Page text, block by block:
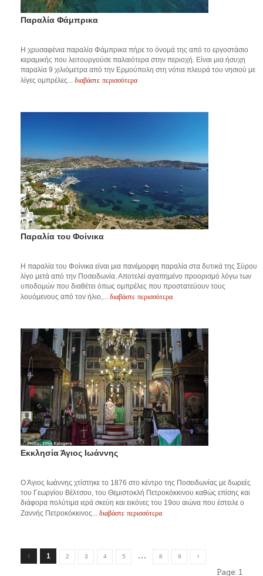
Παραλία Φάμπρικα
Η χρυσαφένια παραλία Φάμπρικα πήρε το όνομά της από το εργοστάσιο
κεραμικής που λειτουργούσε παλαιότερα στην περιοχή. Είναι μια ήσυχη
παραλία 9 χιλιόμετρα από την Ερμούπολη στη νότια πλευρά του νησιού με
λίγες ομπρέλες... διαβάστε περισσότερα
Παραλία του Φοίνικα
Η παραλία του Φοίνικα είναι μια πανέμορφη παραλία στα δυτικά της Σύρου
λίγο μετά από την Ποσειδωνία. Αποτελεί αγαπημένο προορισμό λόγω των
υποδομών που διαθέτει όπως ομπρέλες που προστατεύουν τους
λουόμενους από τον ήλιο,... διαβάστε περισσότερα
Εκκλησία Άγιος Ιωάννης
Ο Άγιος Ιωάννης χτίστηκε το 1876 στο κέντρο της Ποσειδωνίας με δωρεές
του Γεωργίου Βέλτσου, του Θεμιστοκλή Πετροκόκκινου καθώς επίσης και
διάφορα πολύτιμα ιερά σκεύη και εικόνες του 19ου αιώνα που έστειλε ο
Ζαννής Πετροκόκκινος... διαβάστε περισσότερα
1 2 3 4 5 … 8 9
Page: 1